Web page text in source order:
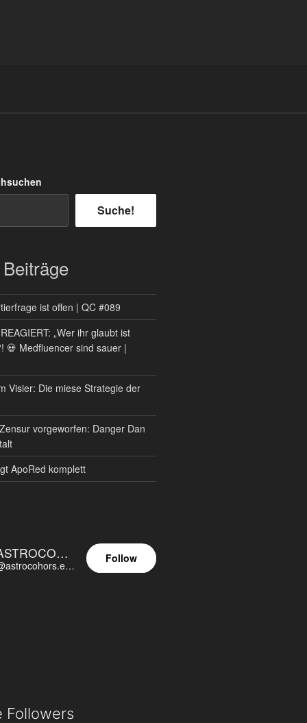
Suche!
ist offen | QC #089
„Wer ihr glaubt ist
💀 Medfluencer sind sauer |
Visier: Die miese Strategie der
vorgeworfen: Danger Dan
ApoRed komplett
ASTROCOHORS EUNOIA ULTIMA
@astrocohors.eu@astrocohors.eu
Follow
Followers